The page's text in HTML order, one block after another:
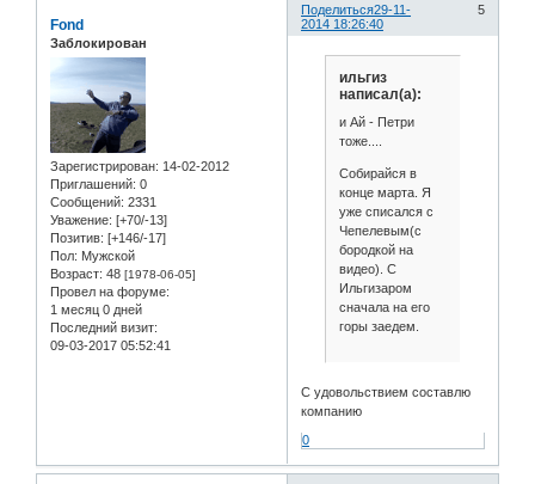
Поделиться 5
29-11-
2014 18:26:40
Fond
Заблокирован
Зарегистрирован: 14-02-2012
Приглашений: 0
Сообщений: 2331
Уважение: [+70/-13]
Позитив: [+146/-17]
Пол: Мужской
Возраст: 48 [1978-06-05]
Провел на форуме:
1 месяц 0 дней
Последний визит:
09-03-2017 05:52:41
ильгиз
написал(а):
и Ай - Петри
тоже....
Собирайся в
конце марта. Я
уже списался с
Чепелевым(с
бородкой на
видео). С
Ильгизаром
сначала на его
горы заедем.
С удовольствием составлю
компанию
0